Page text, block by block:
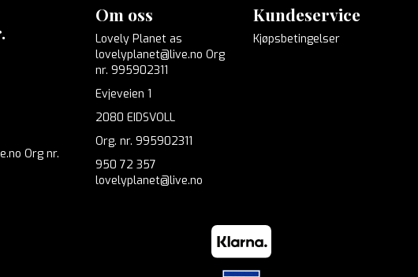
Org nr.
Om oss
Lovely Planet as
lovelyplanet@live.no Org
nr. 995902311
Evjeveien 1
2080 EIDSVOLL
Org. nr. 995902311
950 72 357
lovelyplanet@live.no
Kundeservice
Kjøpsbetingelser